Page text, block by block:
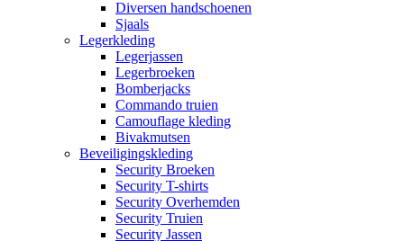
Diversen handschoenen
Sjaals
Legerkleding
Legerjassen
Legerbroeken
Bomberjacks
Commando truien
Camouflage kleding
Bivakmutsen
Beveiligingskleding
Security Broeken
Security T-shirts
Security Overhemden
Security Truien
Security Jassen